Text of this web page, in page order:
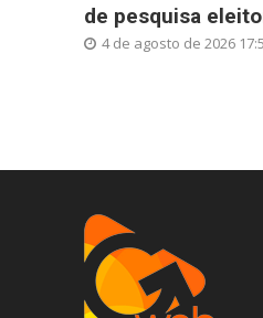
de pesquisa
4 de agosto de 2026